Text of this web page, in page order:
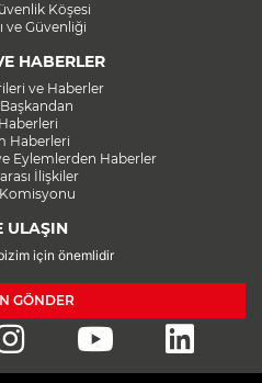
Köşesi
ve Güvenliği
HABERLER
ve Haberler
Haberleri
Eylemlerden Haberler
İlişkiler
Komisyonu
ULAŞIN
için önemlidir
GÖNDER